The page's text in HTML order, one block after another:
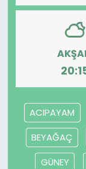
ACIPAYAM
BEYAĞAÇ
GÜNEY
YEREL
YEREL
Yurt